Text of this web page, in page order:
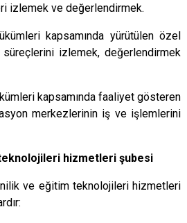
izlemek ve değerlendirmek.
kapsamında yürütülen özel
izlemek, değerlendirmek
kapsamında faaliyet gösteren
merkezlerinin iş ve işlemlerini
hizmetleri şubesi
ve eğitim teknolojileri hizmetleri